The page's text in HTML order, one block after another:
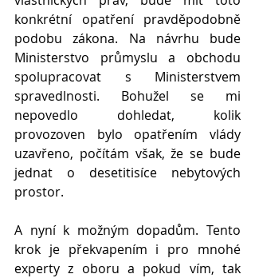
konkrétní opatření pravděpodobně
podobu zákona. Na návrhu bude
Ministerstvo průmyslu a obchodu
spolupracovat s Ministerstvem
spravedlnosti. Bohužel se mi
nepovedlo dohledat, kolik
provozoven bylo opatřením vlády
uzavřeno, počítám však, že se bude
jednat o desetitisíce nebytových
prostor.
A nyní k možným dopadům. Tento
krok je překvapením i pro mnohé
experty z oboru a pokud vím, tak